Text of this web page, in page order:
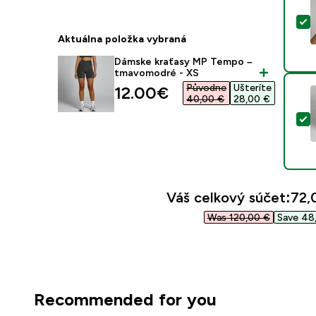
Aktuálna položka vybraná
Dámske kraťasy MP Tempo –
tmavomodré - XS
discounted price
12.00€‎
Původne
40,00 €‎
Ušteríte
28,00 €‎
Váš celkový súčet:
Was 120,00 €‎ Save
Recommended for you